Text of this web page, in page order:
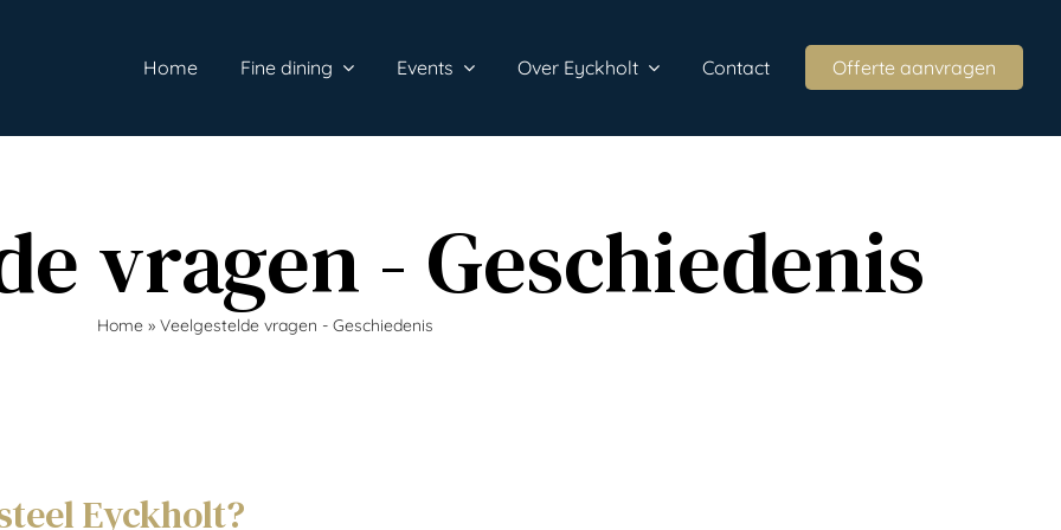
Home Fine dining Events Over Eyckholt Contact Offerte aanvragen
vragen - Geschiedenis
Home » Veelgestelde vragen - Geschiedenis
Eyckholt?